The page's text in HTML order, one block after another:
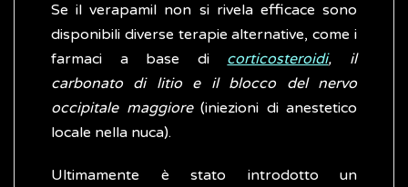
Se il verapamil non si rivela efficace sono
disponibili diverse terapie alternative, come i
farmaci a base di corticosteroidi, il
carbonato di litio e il blocco del nervo
occipitale maggiore(iniezioni di anestetico
locale nella nuca).
Ultimamente è stato introdotto un